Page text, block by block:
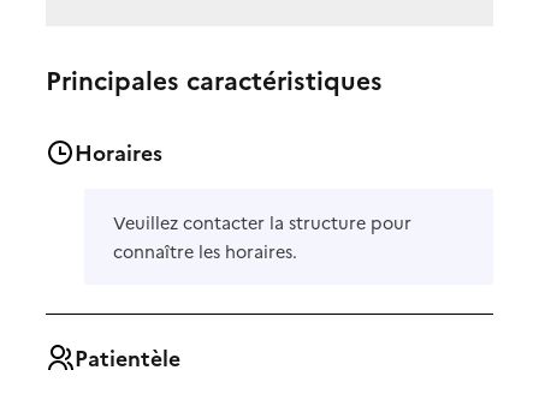
Principales caractéristiques
Horaires
Veuillez contacter la structure pour
connaître les horaires.
Patientèle